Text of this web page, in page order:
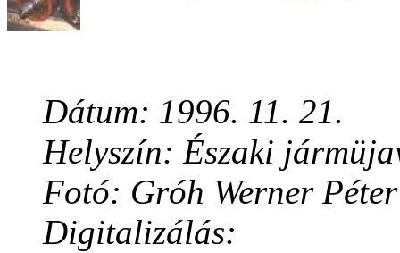
Dátum: 1996. 11. 21.
Helyszín: Északi
Fotó: Gróh Werner Péter
Digitalizálás: